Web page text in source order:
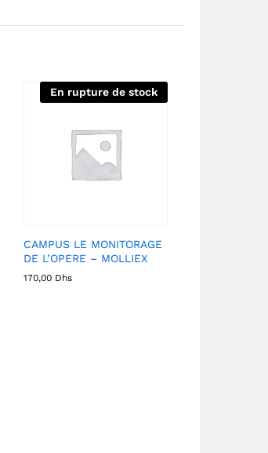
En rupture de stock
CAMPUS LE MONITORAGE
DE L’OPERE – MOLLIEX
170,00 Dhs